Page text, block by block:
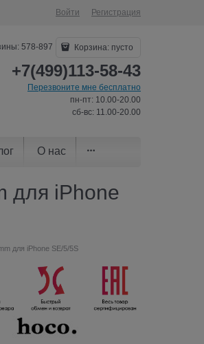
Войти Регистрация
578-897 Корзина: пусто
+7(499)113-58-43
Перезвоните мне бесплатно
пн-пт: 10.00-20.00
сб-вс: 11.00-20.00
О нас
для iPhone
для iPhone SE/5/5S